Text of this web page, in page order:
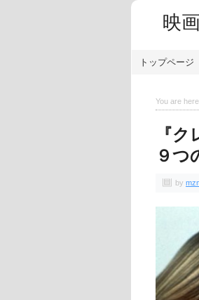
映
トップページ
You are
『
９つ
by